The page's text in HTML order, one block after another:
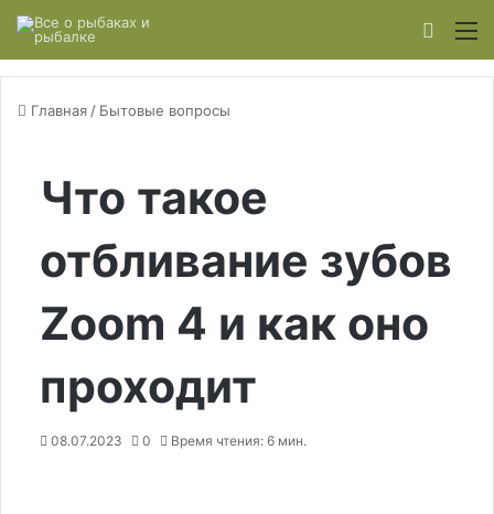
Главная / Бытовые вопросы
Что такое
отбливание зубов
Zoom 4 и как оно
проходит
08.07.2023 0 Время чтения: 6 мин.